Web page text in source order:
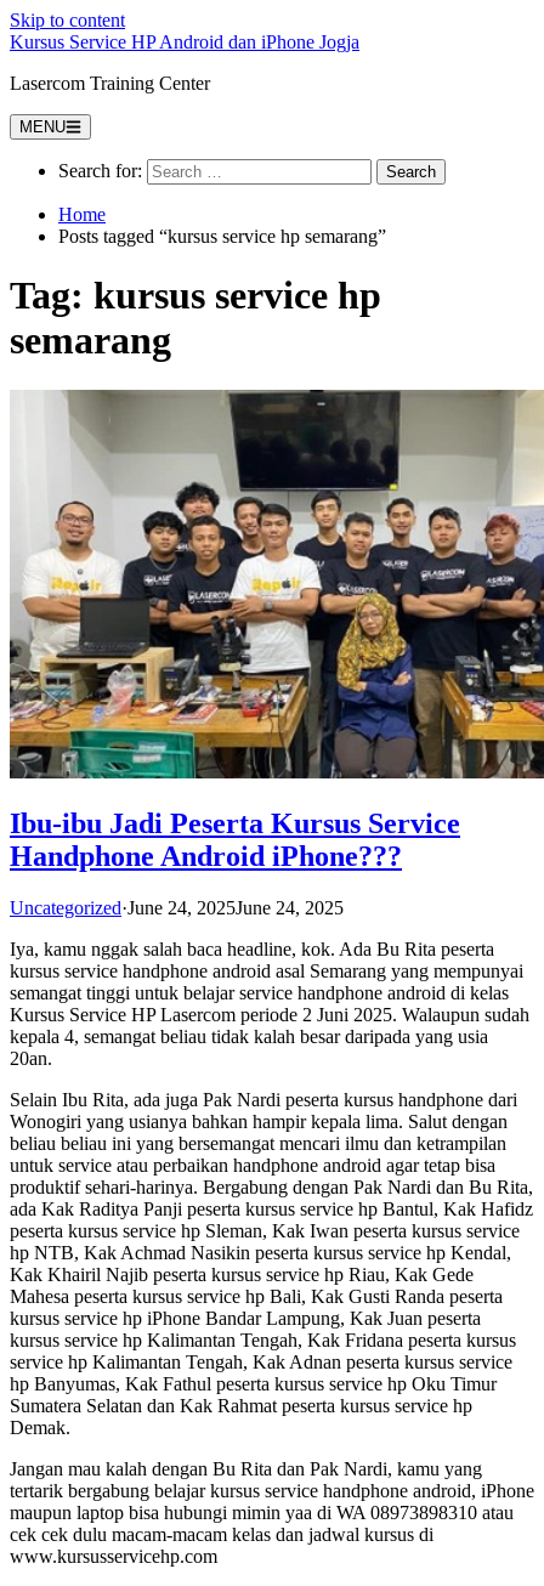
Skip to content
Kursus Service HP Android dan iPhone Jogja
Lasercom Training Center
MENU
Search for:
Home
Posts tagged “kursus service hp semarang”
Tag: kursus service hp
semarang
Ibu-ibu Jadi Peserta Kursus Service
Handphone Android iPhone???
Uncategorized·June 24, 2025June 24, 2025
Iya, kamu nggak salah baca headline, kok. Ada Bu Rita peserta
kursus service handphone android asal Semarang yang mempunyai
semangat tinggi untuk belajar service handphone android di kelas
Kursus Service HP Lasercom periode 2 Juni 2025. Walaupun sudah
kepala 4, semangat beliau tidak kalah besar daripada yang usia
20an.
Selain Ibu Rita, ada juga Pak Nardi peserta kursus handphone dari
Wonogiri yang usianya bahkan hampir kepala lima. Salut dengan
beliau beliau ini yang bersemangat mencari ilmu dan ketrampilan
untuk service atau perbaikan handphone android agar tetap bisa
produktif sehari-harinya. Bergabung dengan Pak Nardi dan Bu Rita,
ada Kak Raditya Panji peserta kursus service hp Bantul, Kak Hafidz
peserta kursus service hp Sleman, Kak Iwan peserta kursus service
hp NTB, Kak Achmad Nasikin peserta kursus service hp Kendal,
Kak Khairil Najib peserta kursus service hp Riau, Kak Gede
Mahesa peserta kursus service hp Bali, Kak Gusti Randa peserta
kursus service hp iPhone Bandar Lampung, Kak Juan peserta
kursus service hp Kalimantan Tengah, Kak Fridana peserta kursus
service hp Kalimantan Tengah, Kak Adnan peserta kursus service
hp Banyumas, Kak Fathul peserta kursus service hp Oku Timur
Sumatera Selatan dan Kak Rahmat peserta kursus service hp
Demak.
Jangan mau kalah dengan Bu Rita dan Pak Nardi, kamu yang
tertarik bergabung belajar kursus service handphone android, iPhone
maupun laptop bisa hubungi mimin yaa di WA 08973898310 atau
cek cek dulu macam-macam kelas dan jadwal kursus di
www.kursusservicehp.com